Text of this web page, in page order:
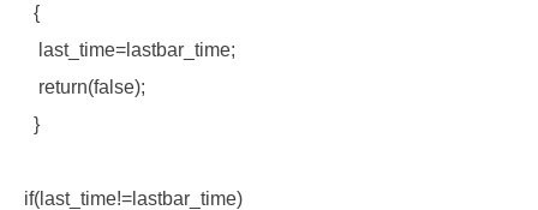
{
last_time=lastbar_time;
return(false);
}
if(last_time!=lastbar_time)